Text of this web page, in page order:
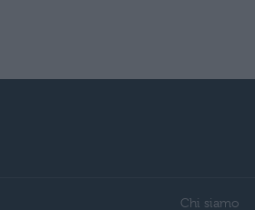
Chi siamo